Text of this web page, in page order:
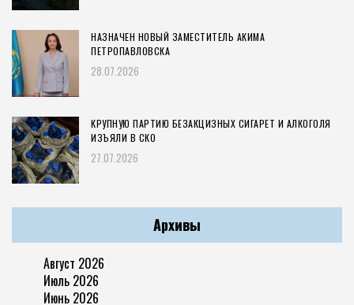
НАЗНАЧЕН НОВЫЙ ЗАМЕСТИТЕЛЬ АКИМА
ПЕТРОПАВЛОВСКА
28.07.2026
КРУПНУЮ ПАРТИЮ БЕЗАКЦИЗНЫХ СИГАРЕТ И АЛКОГОЛЯ
ИЗЪЯЛИ В СКО
27.07.2026
Архивы
Август 2026
Июль 2026
Июнь 2026